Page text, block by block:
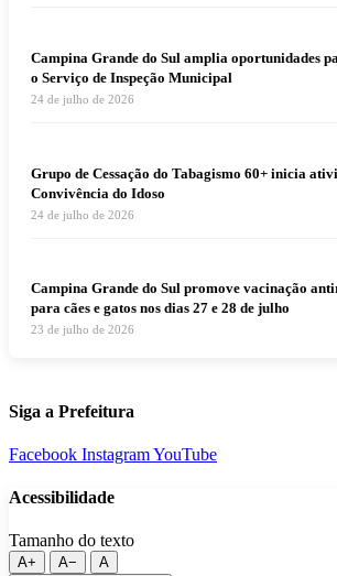
Campina Grande do Sul amplia oportunidades
o Serviço de Inspeção Municipal
24 de julho de 2026
Grupo de Cessação do Tabagismo 60+ inicia
Convivência do Idoso
24 de julho de 2026
Campina Grande do Sul promove vacinação
para cães e gatos nos dias 27 e 28 de julho
23 de julho de 2026
Siga a Prefeitura
Facebook InstagramYouTube
Acessibilidade
Tamanho do texto
A+ A−
A